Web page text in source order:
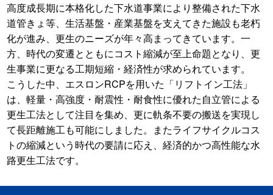
高度成長期に本格化した下水道事業により整備された下水
道管きょ等、生活基盤・産業基盤を支えてきた施設も老朽
化が進み、更生のニーズが年々高まってきています。一
方、時代の変遷とともにコスト縮減が至上命題となり、更
生事業に更なる工期短縮・経済性が求められています。
こうした中、エスロンRCPを用いた「リフトイン工法」
は、軽量・高強度・耐震性・耐食性に優れた自立管による
更生工法として注目を集め、更に軌条不要の搬送を実現し
て長距離施工も可能にしました。またライフサイクルコス
トの縮減という時代の要請に応え、経済的かつ高性能な水
路更生工法です。